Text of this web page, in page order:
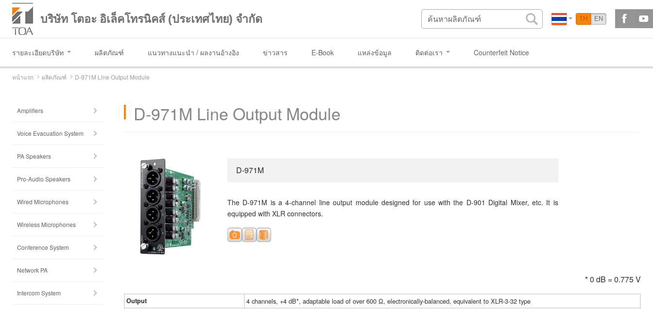
บริษัท โตอะ อิเล็คโทรนิคส์ (ประเทศไทย) จำกัด TH EN
รายละเอียดบริษัท ผลิตภัณฑ์ แนวทางแนะนำ / ผลงานอ้างอิง ข่าวสาร E-Book แหล่งข้อมูล ติดต่อเรา Counterfeit Notice
หน้าแรก ผลิตภัณฑ์ D-971M Line Output Module
D-971M Line Output Module
D-971M
The D-971M is a 4-channel line output module designed for use with the D-901 Digital Mixer, etc. It is
equipped with XLR connectors.
* 0 dB = 0.775 V
Output 4 channels, +4 dB*, adaptable load of over 600 Ω, electronically-balanced, equivalent to XLR-3-32 type
Amplifiers
Voice Evacuation System
PA Speakers
Pro-Audio Speakers
Wired Microphones
Wireless Microphones
Conference System
Network PA
Intercom System